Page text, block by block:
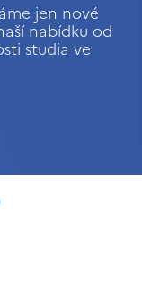
jen nové
nabídku od
studia ve